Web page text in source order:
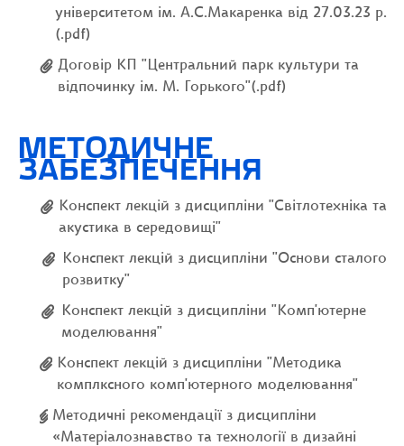
університетом ім. А.С.Макаренка від 27.03.23 р.
(.pdf)
Договір КП "Центральний парк культури та
відпочинку ім. М. Горького"(.pdf)
МЕТОДИЧНЕ
ЗАБЕЗПЕЧЕННЯ
Конспект лекцій з дисципліни "Світлотехніка та
акустика в середовищі"
Конспект лекцій з дисципліни "Основи сталого
розвитку"
Конспект лекцій з дисципліни "Комп'ютерне
моделювання"
Конспект лекцій з дисципліни "Методика
комплксного комп'ютерного моделювання"
Методичні рекомендації з дисципліни
«Матеріалознавство та технології в дизайні